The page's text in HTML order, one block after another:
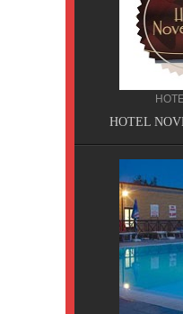
HOTEL